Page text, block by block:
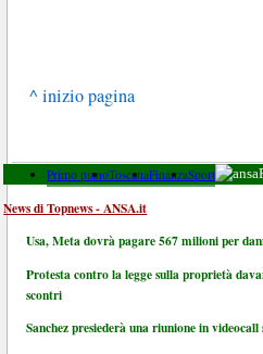
^ inizio pagina
Primo pianoToscanaFinanzaSport
News di Topnews - ANSA.it
Usa, Meta dovrà pagare 567 milioni per
Protesta contro la legge sulla proprietà
scontri
Sanchez presiederà una riunione in